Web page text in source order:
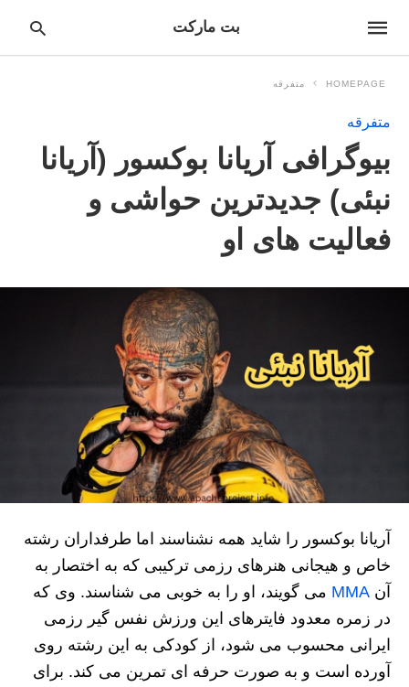
بت مارکت
HOMEPAGE متفرقه
متفرقه
بیوگرافی آریانا بوکسور (آریانا
نبئی) جدیدترین حواشی و
فعالیت های او
آریانا بوکسور را شاید همه نشناسند اما طرفداران رشته
خاص و هیجانی هنرهای رزمی ترکیبی که به اختصار به
آن MMA می گویند، او را به خوبی می شناسند. وی که
در زمره معدود فایترهای این ورزش نفس گیر رزمی
ایرانی محسوب می شود، از کودکی به این رشته روی
آورده است و به صورت حرفه ای تمرین می کند. برای